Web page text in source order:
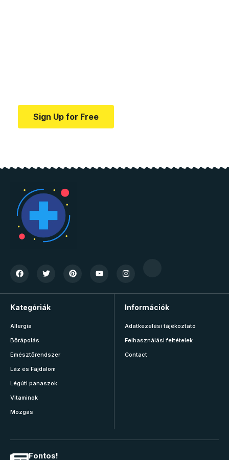
Sign Up for Free
Kategóriák
Allergia
Bőrápolás
Emésztőrendszer
Láz és Fájdalom
Légúti panaszok
Vitaminok
Mozgás
Információk
Adatkezelési tájékoztató
Felhasználási feltételek
Contact
Fontos!